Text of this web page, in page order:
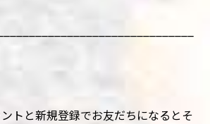
トと新規登録でお友だちになるとそ